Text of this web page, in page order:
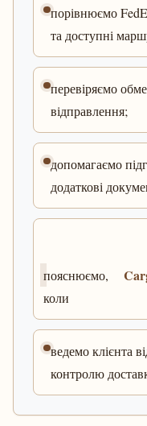
порівнюємо
та доступні
перевіряємо
відправлення;
допомагаємо
додаткові
пояснюємо,
коли
ведемо клієнта
контролю